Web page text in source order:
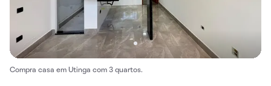
Compra casa em Utinga com 3 quartos.